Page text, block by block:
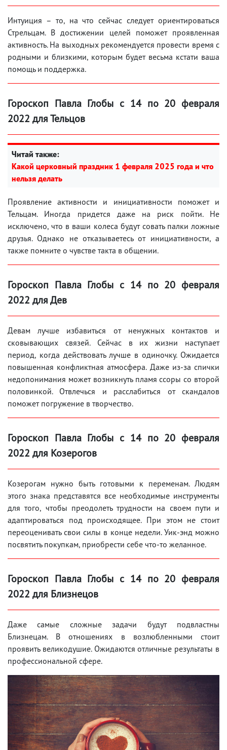
Интуиция – то, на что сейчас следует ориентироваться
Стрельцам. В достижении целей поможет проявленная
активность. На выходных рекомендуется провести время с
родными и близкими, которым будет весьма кстати ваша
помощь и поддержка.
Гороскоп Павла Глобы с 14 по 20 февраля
2022 для Тельцов
Читай также:
Какой церковный праздник 1 февраля 2025 года и что
нельзя делать
Проявление активности и инициативности поможет и
Тельцам. Иногда придется даже на риск пойти. Не
исключено, что в ваши колеса будут совать палки ложные
друзья. Однако не отказываетесь от инициативности, а
также помните о чувстве такта в общении.
Гороскоп Павла Глобы с 14 по 20 февраля
2022 для Дев
Девам лучше избавиться от ненужных контактов и
сковывающих связей. Сейчас в их жизни наступает
период, когда действовать лучше в одиночку. Ожидается
повышенная конфликтная атмосфера. Даже из-за спички
недопонимания может возникнуть пламя ссоры со второй
половинкой. Отвлечься и расслабиться от скандалов
поможет погружение в творчество.
Гороскоп Павла Глобы с 14 по 20 февраля
2022 для Козерогов
Козерогам нужно быть готовыми к переменам. Людям
этого знака представятся все необходимые инструменты
для того, чтобы преодолеть трудности на своем пути и
адаптироваться под происходящее. При этом не стоит
переоценивать свои силы в конце недели. Уик-энд можно
посвятить покупкам, приобрести себе что-то желанное.
Гороскоп Павла Глобы с 14 по 20 февраля
2022 для Близнецов
Даже самые сложные задачи будут подвластны
Близнецам. В отношениях в возлюбленными стоит
проявить великодушие. Ожидаются отличные результаты в
профессиональной сфере.